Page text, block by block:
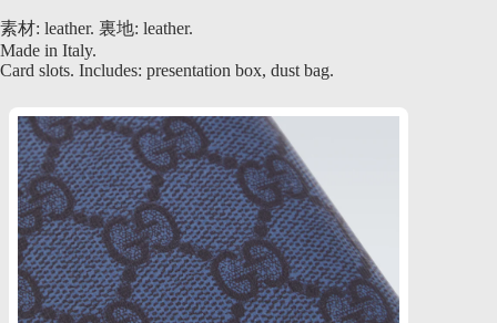
素材: leather. 裏地: leather.
Made in Italy.
Card slots. Includes: presentation box, dust bag.